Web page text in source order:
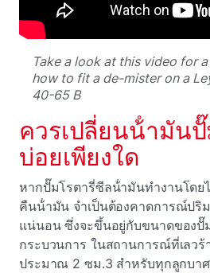
Take a look at this video for
how to fit a de-mister on a
40-65 B
ควรเปลี่ยนน้ํามัน
บ่อยเพียงใด
หากปั๊มโรตารี่ซีลน้ํามันทํางานโด
คืนน้ํามัน จําเป็นต้องคาดการณ์ป
แน่นอน ซึ่งจะขึ้นอยู่กับขนาดของ
กระบวนการ ในสถานการณ์ที่เลวร้
ประมาณ 2 ซม.3 สําหรับทุกลูกบา